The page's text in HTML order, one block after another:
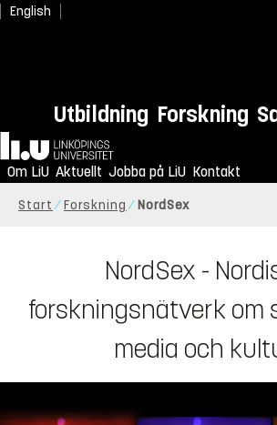
English
Utbildning Forskning
Hem
Om LiU Aktuellt Jobba på LiU Kontakt
Start Forskning NordSex
NordSex -
forskningsnätverk om
media och